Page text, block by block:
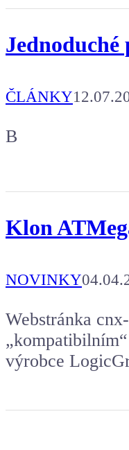
ČLÁNKY
B
Klon
NOVINKY
Webstránka
výrobce